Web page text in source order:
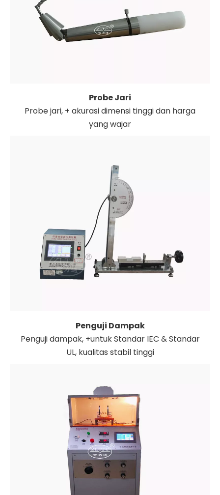
Probe Jari
Probe jari, + akurasi dimensi tinggi dan harga
yang wajar
Penguji Dampak
Penguji dampak, +untuk Standar IEC & Standar
UL, kualitas stabil tinggi